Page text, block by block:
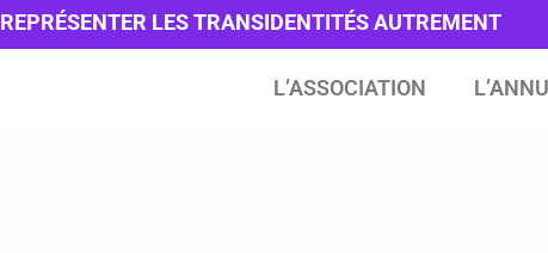
REPRÉSENTER LES TRANSIDENTITÉS AUTREMENT
L’ASSOCIATION